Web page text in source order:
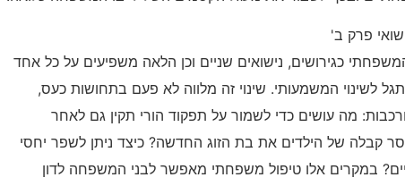
פרק ב'
כגירושים, נישואים שניים וכן הלאה משפיעים על כל אחד
לשינוי המשמעותי. שינוי זה מלווה לא פעם בתחושות כעס,
מה עושים כדי לשמור על תפקוד הורי תקין גם לאחר
קבלה של הילדים את בת הזוג החדשה? כיצד ניתן לשפר יחסי
במקרים אלו טיפול משפחתי מאפשר לבני המשפחה לדון